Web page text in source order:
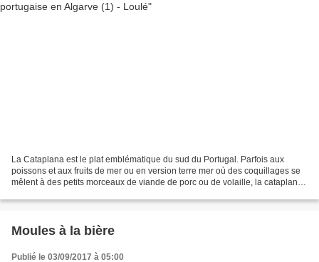
La Cataplana est le plat emblématique du sud du Portugal. Parfois aux
poissons et aux fruits de mer ou en version terre mer où des coquillages se
mêlent à des petits morceaux de viande de porc ou de volaille, la cataplana
Moules à la bière
Publié le 03/09/2017 à 05:00